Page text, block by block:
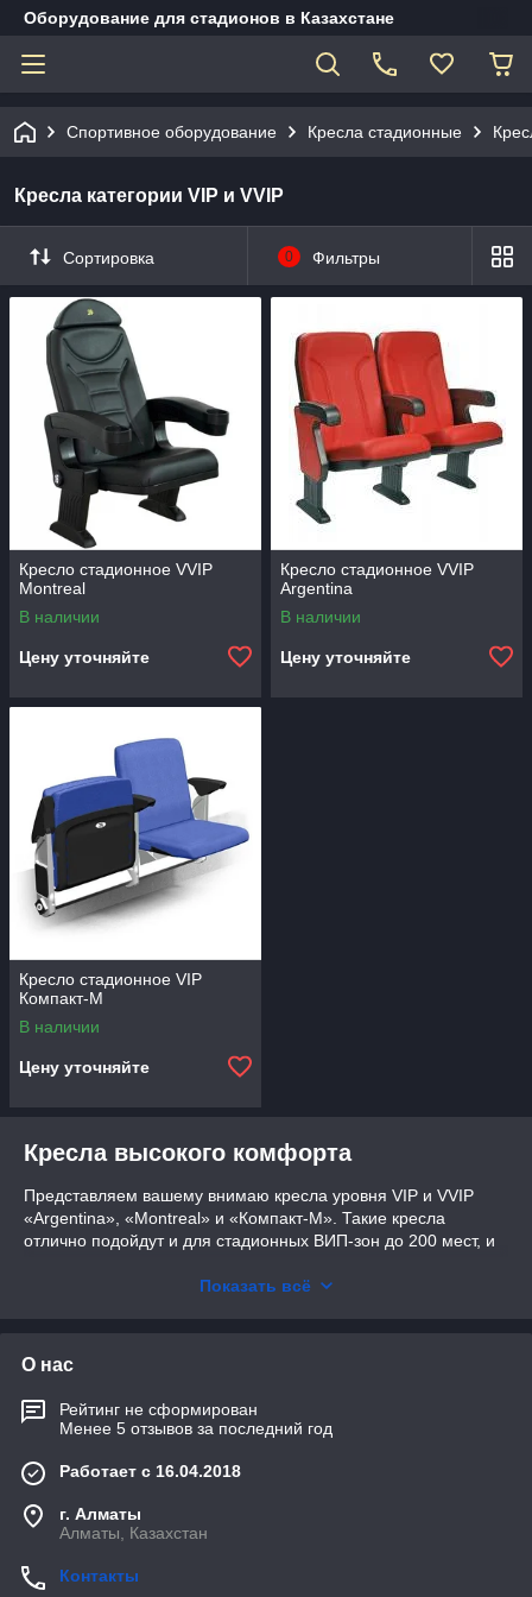
Оборудование для стадионов в Казахстане
Спортивное оборудование Кресла стадионные
Кресла категории VIP и VVIP
Сортировка 0 Фильтры
Кресло стадионное VVIP
Montreal
В наличии
Цену уточняйте
Кресло стадионное VVIP
Argentina
В наличии
Цену уточняйте
Кресло стадионное VIP
Компакт-М
В наличии
Цену уточняйте
Кресла высокого комфорта
Представляем вашему внимаю кресла уровня VIP и VVIP
«Argentina», «Montreal» и «Компакт-М». Такие кресла
отлично подойдут и для стадионных ВИП-зон до 200 мест, и
Стадионное оборудование от нашей компании готово для
кресла оббиваются кожей или тканью.
Показать всё
О нас
Рейтинг не сформирован
Менее 5 отзывов за последний год
Работает с 16.04.2018
г. Алматы
Алматы, Казахстан
Контакты